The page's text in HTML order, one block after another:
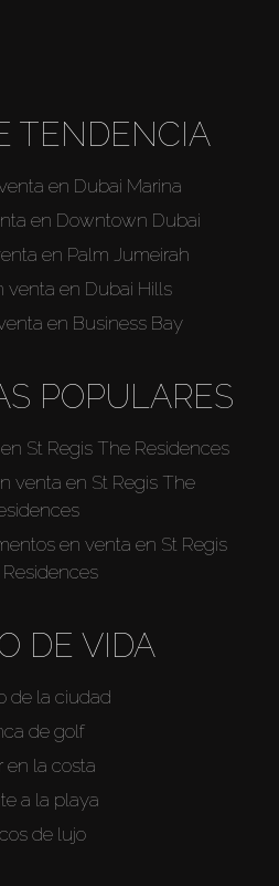
TENDENCIA
en Dubai Marina
en Downtown Dubai
en Palm Jumeirah
venta en Dubai Hills
en Business Bay
POPULARES
St Regis The Residences
venta en St Regis The
en venta en St Regis
DE VIDA
de la ciudad
de golf
en la costa
a la playa
de lujo